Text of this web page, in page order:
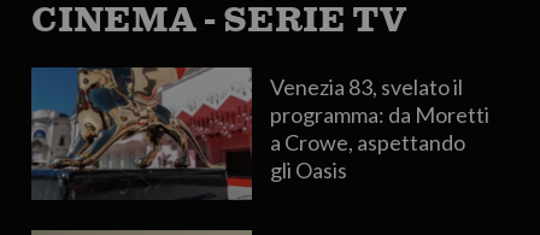
CINEMA - SERIE TV
Venezia 83, svelato il
programma: da Moretti
a Crowe, aspettando
gli Oasis